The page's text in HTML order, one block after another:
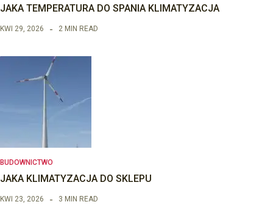
JAKA TEMPERATURA DO SPANIA KLIMATYZACJA
KWI 29, 2026 2 MIN READ
BUDOWNICTWO
JAKA KLIMATYZACJA DO SKLEPU
KWI 23, 2026 3 MIN READ